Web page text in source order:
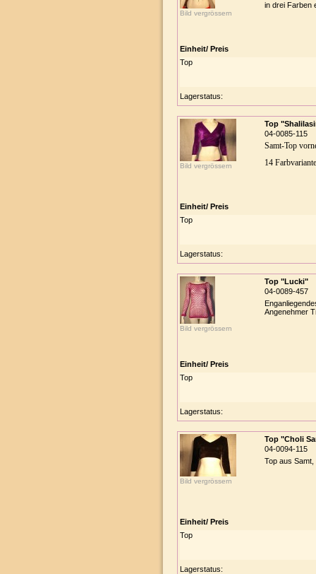
Bild vergrössern
in drei Farben
Einheit/ Preis
Top
Lagerstatus:
Bild vergrössern
Top
04-0085-115
Samt-Top
14
Einheit/ Preis
Top
Lagerstatus:
Bild vergrössern
Top "Lucki"
04-0089-457
Angenehmer
Einheit/ Preis
Top
Lagerstatus:
Bild vergrössern
Top "Choli
04-0094-115
Top aus
Einheit/ Preis
Top
Lagerstatus: